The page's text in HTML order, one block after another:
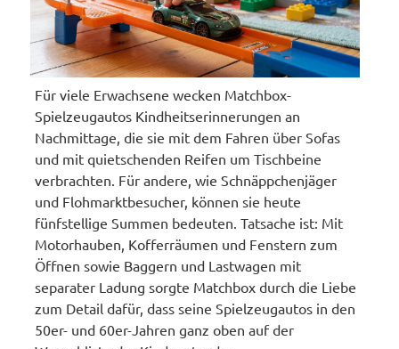
Für viele Erwachsene wecken Matchbox-
Spielzeugautos Kindheitserinnerungen an
Nachmittage, die sie mit dem Fahren über Sofas
und mit quietschenden Reifen um Tischbeine
verbrachten. Für andere, wie Schnäppchenjäger
und Flohmarktbesucher, können sie heute
fünfstellige Summen bedeuten. Tatsache ist: Mit
Motorhauben, Kofferräumen und Fenstern zum
Öffnen sowie Baggern und Lastwagen mit
separater Ladung sorgte Matchbox durch die Liebe
zum Detail dafür, dass seine Spielzeugautos in den
50er- und 60er-Jahren ganz oben auf der